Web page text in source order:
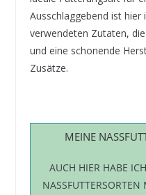
Ausschlaggebend ist
verwendeten Zutaten,
und eine schonende
Zusätze.
MEINE
AUCH HIER HABE